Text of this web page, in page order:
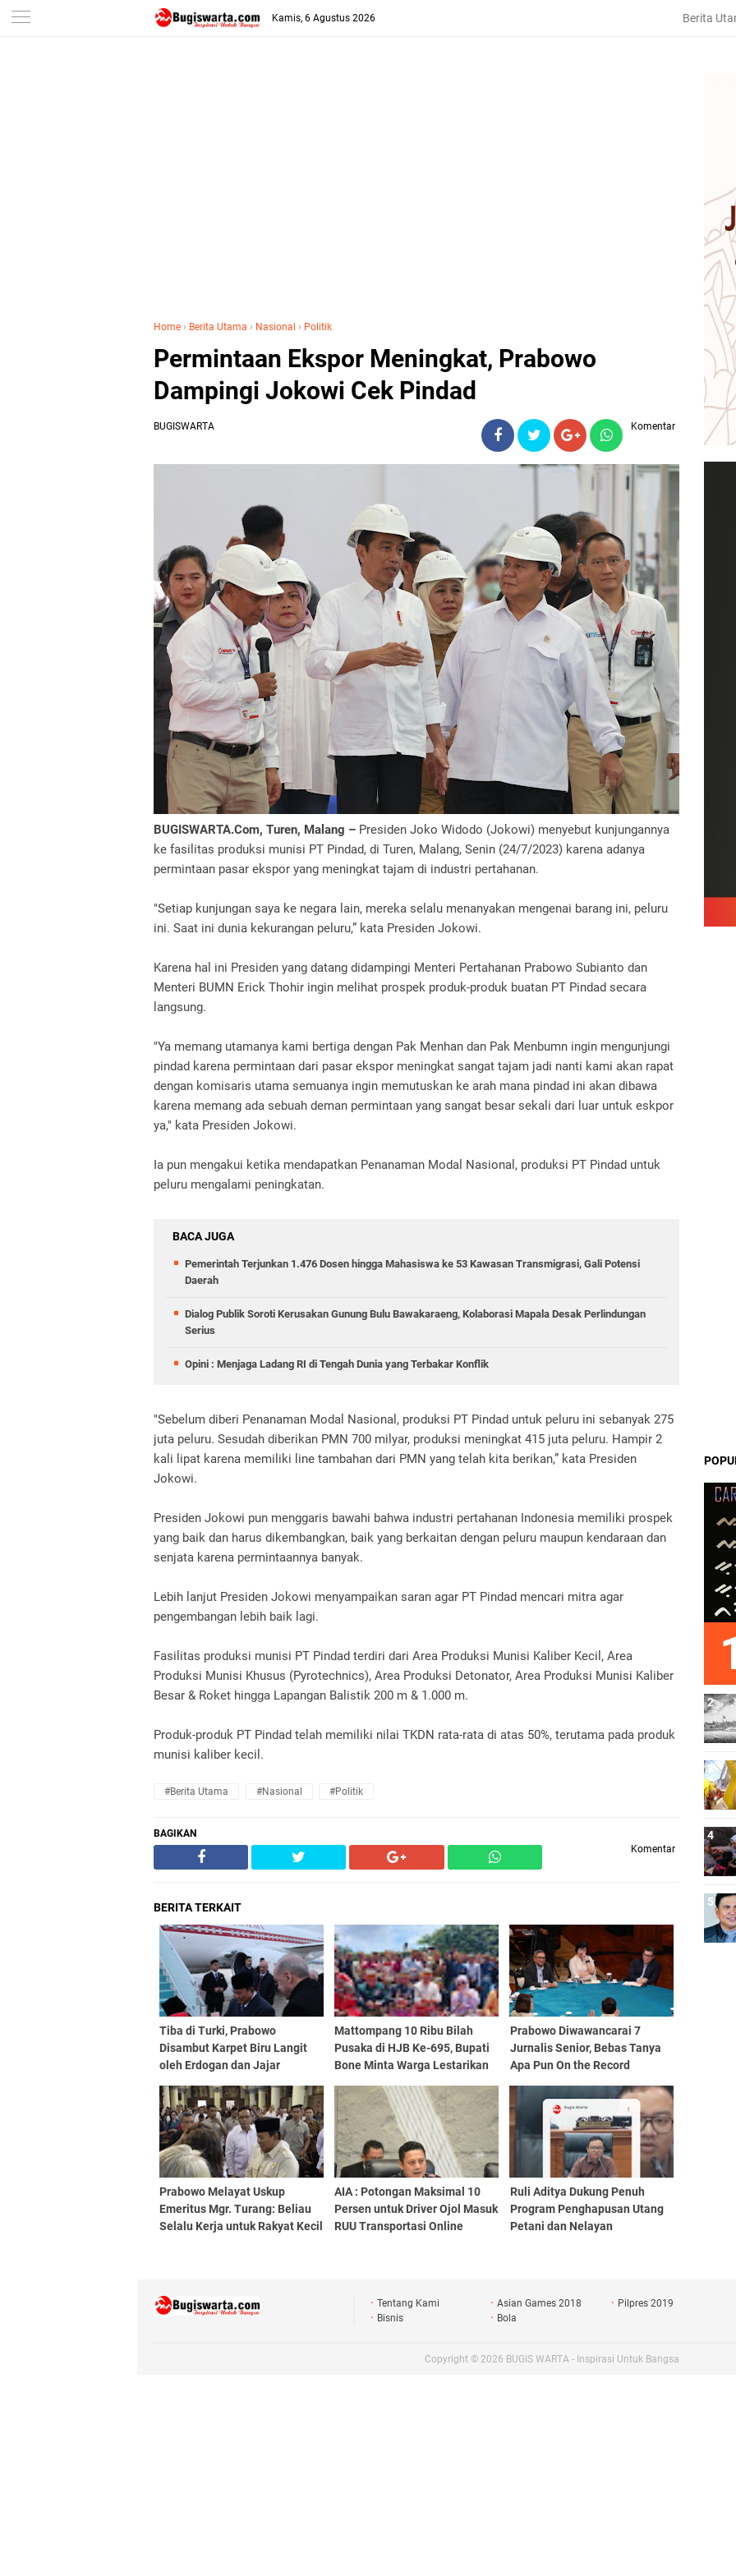
-->
Kamis, 6 Agustus 2026 Berita
Home › Berita Utama › Nasional › Politik
Permintaan Ekspor Meningkat, Prabowo
Dampingi Jokowi Cek Pindad
BUGISWARTA Komentar
BUGISWARTA.Com, Turen, Malang – Presiden Joko Widodo (Jokowi) menyebut kunjungannya
ke fasilitas produksi munisi PT Pindad, di Turen, Malang, Senin (24/7/2023) karena adanya
permintaan pasar ekspor yang meningkat tajam di industri pertahanan.
"Setiap kunjungan saya ke negara lain, mereka selalu menanyakan mengenai barang ini, peluru
ini. Saat ini dunia kekurangan peluru,” kata Presiden Jokowi.
Karena hal ini Presiden yang datang didampingi Menteri Pertahanan Prabowo Subianto dan
Menteri BUMN Erick Thohir ingin melihat prospek produk-produk buatan PT Pindad secara
langsung.
"Ya memang utamanya kami bertiga dengan Pak Menhan dan Pak Menbumn ingin mengunjungi
pindad karena permintaan dari pasar ekspor meningkat sangat tajam jadi nanti kami akan rapat
dengan komisaris utama semuanya ingin memutuskan ke arah mana pindad ini akan dibawa
karena memang ada sebuah deman permintaan yang sangat besar sekali dari luar untuk eskpor
ya," kata Presiden Jokowi.
Ia pun mengakui ketika mendapatkan Penanaman Modal Nasional, produksi PT Pindad untuk
peluru mengalami peningkatan.
BACA JUGA
Pemerintah Terjunkan 1.476 Dosen hingga Mahasiswa ke 53 Kawasan Transmigrasi, Gali Potensi
Daerah
Dialog Publik Soroti Kerusakan Gunung Bulu Bawakaraeng, Kolaborasi Mapala Desak Perlindungan
Serius
Opini : Menjaga Ladang RI di Tengah Dunia yang Terbakar Konflik
"Sebelum diberi Penanaman Modal Nasional, produksi PT Pindad untuk peluru ini sebanyak 275
juta peluru. Sesudah diberikan PMN 700 milyar, produksi meningkat 415 juta peluru. Hampir 2
kali lipat karena memiliki line tambahan dari PMN yang telah kita berikan,” kata Presiden
Jokowi.
Presiden Jokowi pun menggaris bawahi bahwa industri pertahanan Indonesia memiliki prospek
yang baik dan harus dikembangkan, baik yang berkaitan dengan peluru maupun kendaraan dan
senjata karena permintaannya banyak.
Lebih lanjut Presiden Jokowi menyampaikan saran agar PT Pindad mencari mitra agar
pengembangan lebih baik lagi.
Fasilitas produksi munisi PT Pindad terdiri dari Area Produksi Munisi Kaliber Kecil, Area
Produksi Munisi Khusus (Pyrotechnics), Area Produksi Detonator, Area Produksi Munisi Kaliber
Besar & Roket hingga Lapangan Balistik 200 m & 1.000 m.
Produk-produk PT Pindad telah memiliki nilai TKDN rata-rata di atas 50%, terutama pada produk
munisi kaliber kecil.
#Berita Utama #Nasional #Politik
BAGIKAN
Komentar
BERITA TERKAIT
Tiba di Turki, Prabowo
Disambut Karpet Biru Langit
oleh Erdogan dan Jajar
Mattompang 10 Ribu Bilah
Pusaka di HJB Ke-695, Bupati
Bone Minta Warga Lestarikan
Prabowo Diwawancarai 7
Jurnalis Senior, Bebas Tanya
Apa Pun On the Record
Prabowo Melayat Uskup
Emeritus Mgr. Turang: Beliau
Selalu Kerja untuk Rakyat Kecil
AIA : Potongan Maksimal 10
Persen untuk Driver Ojol Masuk
RUU Transportasi Online
Ruli Aditya Dukung Penuh
Program Penghapusan Utang
Petani dan Nelayan
Tentang Kami Asian Games 2018
Pilpres 2019
Bisnis
Bola
Copyright © 2026 BUGIS WARTA - Inspirasi Untuk Bangsa